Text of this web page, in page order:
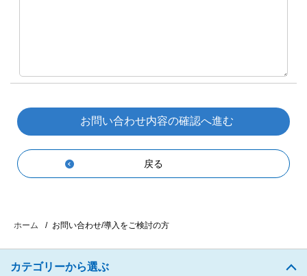
戻る
ホーム お問い合わせ/導入をご検討の方
カテゴリーから選ぶ